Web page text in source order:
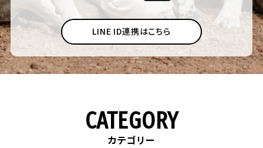
LINE ID連携はこちら
CATEGORY
カテゴリー